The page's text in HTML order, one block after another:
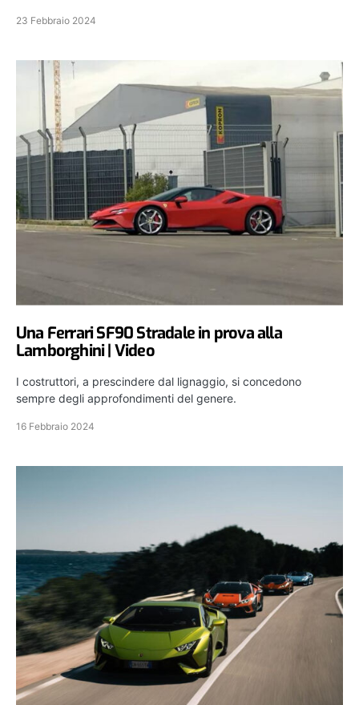
23 Febbraio 2024
Una Ferrari SF90 Stradale in prova alla
Lamborghini | Video
I costruttori, a prescindere dal lignaggio, si concedono
sempre degli approfondimenti del genere.
16 Febbraio 2024